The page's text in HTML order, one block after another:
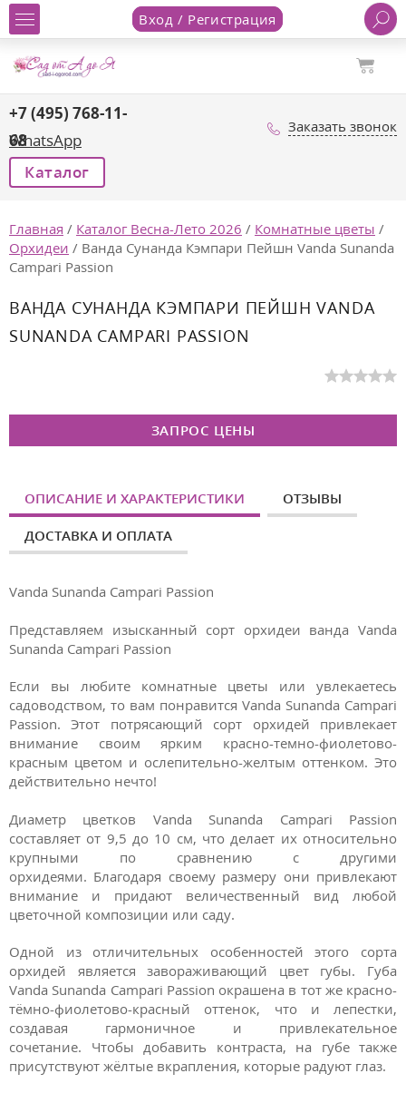
Вход / Регистрация
+7 (495) 768-11-
68
WhatsApp
Заказать звонок
Каталог
Главная / Каталог Весна-Лето 2026 / Комнатные цветы /
Орхидеи / Ванда Сунанда Кэмпари Пейшн Vanda Sunanda
Campari Passion
ВАНДА СУНАНДА КЭМПАРИ ПЕЙШН VANDA
SUNANDA CAMPARI PASSION
ЗАПРОС ЦЕНЫ
ОПИСАНИЕ И ХАРАКТЕРИСТИКИ ОТЗЫВЫ
ДОСТАВКА И ОПЛАТА
Vanda Sunanda Campari Passion
Представляем изысканный сорт орхидеи ванда Vanda
Sunanda Campari Passion
Если вы любите комнатные цветы или увлекаетесь
садоводством, то вам понравится Vanda Sunanda Campari
Passion. Этот потрясающий сорт орхидей привлекает
внимание своим ярким красно-темно-фиолетово-
красным цветом и ослепительно-желтым оттенком. Это
действительно нечто!
Диаметр цветков Vanda Sunanda Campari Passion
составляет от 9,5 до 10 см, что делает их относительно
крупными по сравнению с другими
орхидеями. Благодаря своему размеру они привлекают
внимание и придают величественный вид любой
цветочной композиции или саду.
Одной из отличительных особенностей этого сорта
орхидей является завораживающий цвет губы. Губа
Vanda Sunanda Campari Passion окрашена в тот же красно-
тёмно-фиолетово-красный оттенок, что и лепестки,
создавая гармоничное и привлекательное
сочетание. Чтобы добавить контраста, на губе также
присутствуют жёлтые вкрапления, которые радуют глаз.